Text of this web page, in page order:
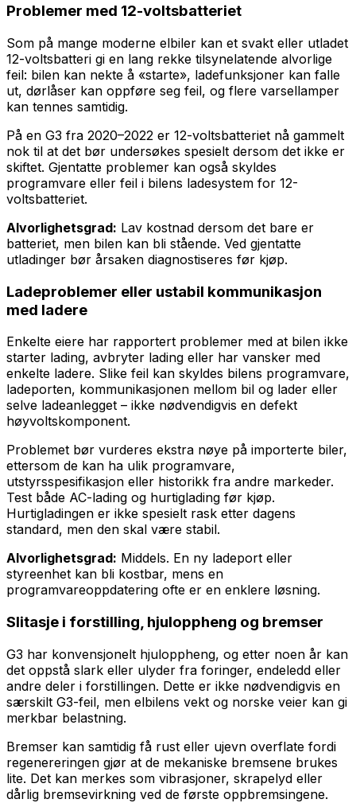
Problemer med 12-voltsbatteriet
Som på mange moderne elbiler kan et svakt eller utladet
12-voltsbatteri gi en lang rekke tilsynelatende alvorlige
feil: bilen kan nekte å «starte», ladefunksjoner kan falle
ut, dørlåser kan oppføre seg feil, og flere varsellamper
kan tennes samtidig.
På en G3 fra 2020–2022 er 12-voltsbatteriet nå gammelt
nok til at det bør undersøkes spesielt dersom det ikke er
skiftet. Gjentatte problemer kan også skyldes
programvare eller feil i bilens ladesystem for 12-
voltsbatteriet.
Alvorlighetsgrad: Lav kostnad dersom det bare er
batteriet, men bilen kan bli stående. Ved gjentatte
utladinger bør årsaken diagnostiseres før kjøp.
Ladeproblemer eller ustabil kommunikasjon
med ladere
Enkelte eiere har rapportert problemer med at bilen ikke
starter lading, avbryter lading eller har vansker med
enkelte ladere. Slike feil kan skyldes bilens programvare,
ladeporten, kommunikasjonen mellom bil og lader eller
selve ladeanlegget – ikke nødvendigvis en defekt
høyvoltskomponent.
Problemet bør vurderes ekstra nøye på importerte biler,
ettersom de kan ha ulik programvare,
utstyrsspesifikasjon eller historikk fra andre markeder.
Test både AC-lading og hurtiglading før kjøp.
Hurtigladingen er ikke spesielt rask etter dagens
standard, men den skal være stabil.
Alvorlighetsgrad: Middels. En ny ladeport eller
styreenhet kan bli kostbar, mens en
programvareoppdatering ofte er en enklere løsning.
Slitasje i forstilling, hjuloppheng og bremser
G3 har konvensjonelt hjuloppheng, og etter noen år kan
det oppstå slark eller ulyder fra foringer, endeledd eller
andre deler i forstillingen. Dette er ikke nødvendigvis en
særskilt G3-feil, men elbilens vekt og norske veier kan gi
merkbar belastning.
Bremser kan samtidig få rust eller ujevn overflate fordi
regenereringen gjør at de mekaniske bremsene brukes
lite. Det kan merkes som vibrasjoner, skrapelyd eller
dårlig bremsevirkning ved de første oppbremsingene.